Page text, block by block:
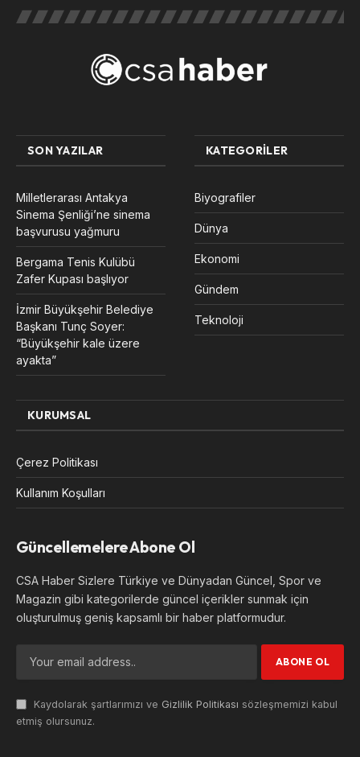
SON YAZILAR
Milletlerarası Antakya
Sinema Şenliği’ne sinema
başvurusu yağmuru
Bergama Tenis Kulübü
Zafer Kupası başlıyor
İzmir Büyükşehir Belediye
Başkanı Tunç Soyer:
“Büyükşehir kale üzere
ayakta”
KATEGORILER
Biyografiler
Dünya
Ekonomi
Gündem
Teknoloji
KURUMSAL
Çerez Politikası
Kullanım Koşulları
Güncellemelere Abone Ol
CSA Haber Sizlere Türkiye ve Dünyadan Güncel, Spor ve
Magazin gibi kategorilerde güncel içerikler sunmak için
oluşturulmuş geniş kapsamlı bir haber platformudur.
Kaydolarak şartlarımızı ve Gizlilik Politikası sözleşmemizi kabul
etmiş olursunuz.